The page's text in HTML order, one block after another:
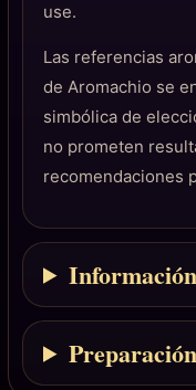
use.
Las referencias
de Aromachio se
simbólica de
no prometen
recomendaciones